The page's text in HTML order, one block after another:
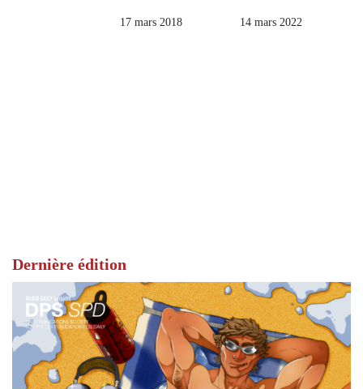
17 mars 2018 14 mars 2022
Dernière édition